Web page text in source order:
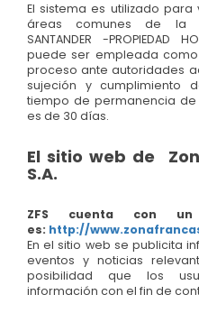
El sistema es utilizado
áreas comunes de la
SANTANDER -PROPIEDAD
puede ser empleada
proceso ante autoridades
sujeción y cumplimiento
tiempo de permanencia
es de 30 días.
El sitio web de
S.A.
ZFS cuenta con
es: http://
En el sitio web se publicita
eventos y noticias
posibilidad que los
información con el fin de